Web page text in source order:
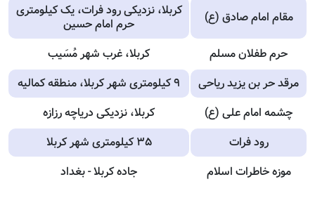
مقام امام صادق (ع)
کربلا، نزدیکی رود فرات، یک کیلومتری
حرم امام حسین
حرم طفلان مسلم
کربلا، غرب شهر مُسَیب
مرقد حر بن یزید ریاحی
۹ کیلومتری شهر کربلا، منطقه کمالیه
چشمه امام علی (ع)
کربلا، نزدیکی دریاچه رزازه
رود فرات
۳۵ کیلومتری شهر کربلا
موزه خاطرات اسلام
جاده کربلا - بغداد